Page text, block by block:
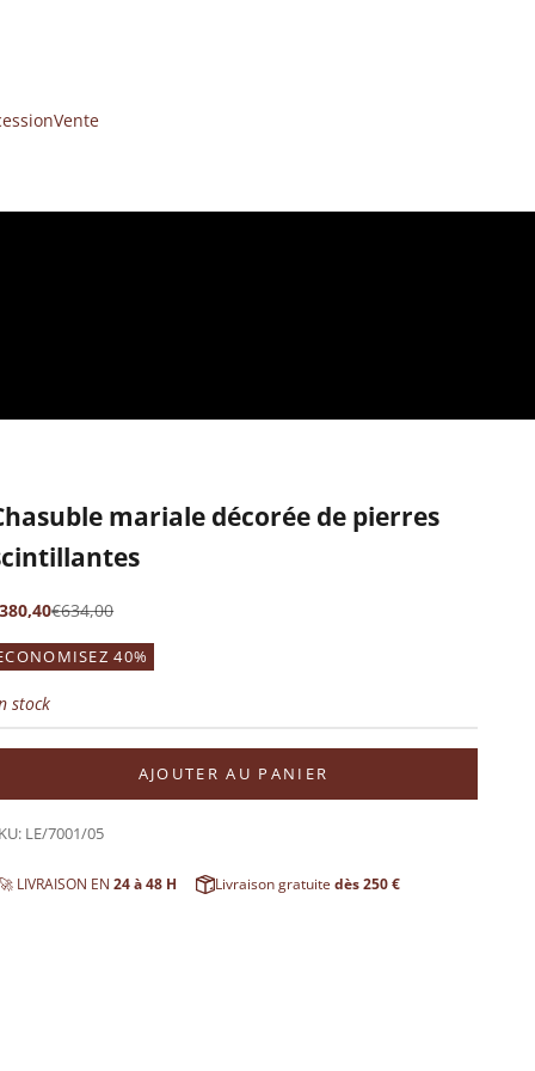
Vente
mariale décorée de pierres
de vente
Prix normal
€634,00
40%
stock
AJOUTER AU PANIER
LE/7001/05
🚀 LIVRAISON EN24 à 48 H Livraison gratuitedès 250 €